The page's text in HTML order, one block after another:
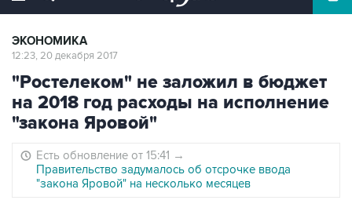
ЭКОНОМИКА
12:23, 20 декабря 2017
"Ростелеком" не заложил в бюджет
на 2018 год расходы на исполнение
"закона Яровой"
Есть обновление от 15:41 →
Правительство задумалось об отсрочке ввода
"закона Яровой" на несколько месяцев